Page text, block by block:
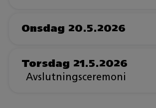
Onsdag 20.5.2026
Torsdag 21.5.2026
Avslutningsceremoni